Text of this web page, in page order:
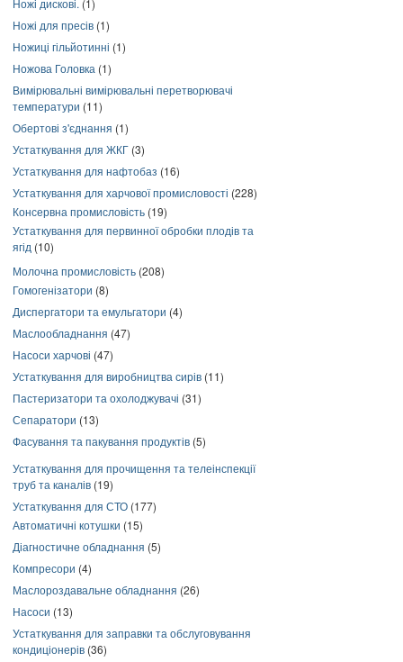
Ножі дискові. (1)
Ножі для пресів (1)
Ножиці гільйотинні (1)
Ножова Головка (1)
Вимірювальні вимірювальні перетворювачі
температури (11)
Обертові з'єднання (1)
Устаткування для ЖКГ (3)
Устаткування для нафтобаз (16)
Устаткування для харчової промисловості (228)
Консервна промисловість (19)
Устаткування для первинної обробки плодів та
ягід (10)
Молочна промисловість (208)
Гомогенізатори (8)
Диспергатори та емульгатори (4)
Маслообладнання (47)
Насоси харчові (47)
Устаткування для виробництва сирів (11)
Пастеризатори та охолоджувачі (31)
Сепаратори (13)
Фасування та пакування продуктів (5)
Устаткування для прочищення та телеінспекції
труб та каналів (19)
Устаткування для СТО (177)
Автоматичні котушки (15)
Діагностичне обладнання (5)
Компресори (4)
Маслороздавальне обладнання (26)
Насоси (13)
Устаткування для заправки та обслуговування
кондиціонерів (36)